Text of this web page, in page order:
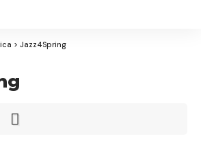
> Jazz4Spring